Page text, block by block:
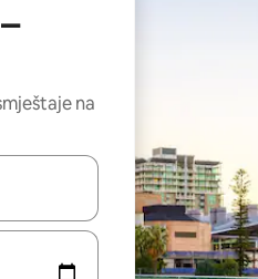
na
pregledati koristeći se